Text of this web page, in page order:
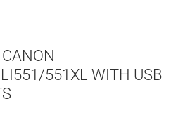
551XL WITH USB